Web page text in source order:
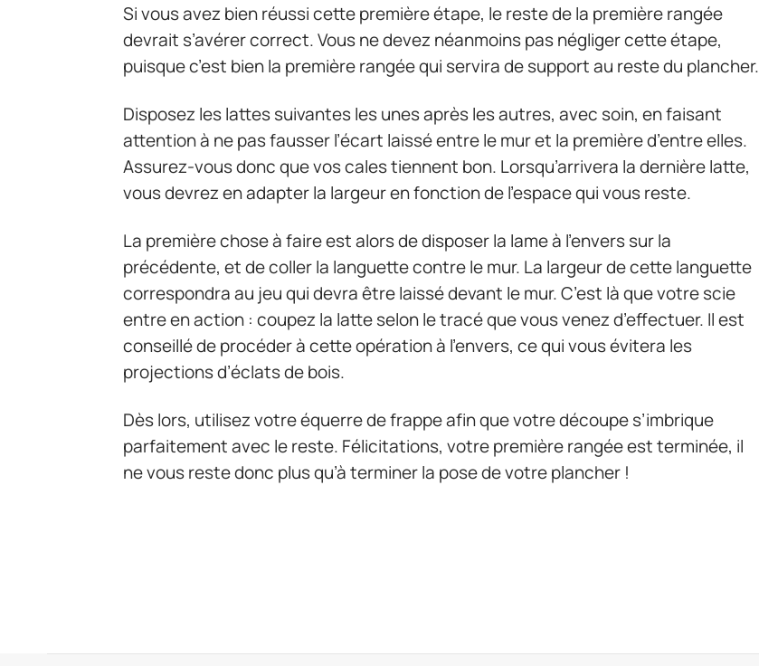
Si vous avez bien réussi cette première étape, le reste de la première rangée
devrait s’avérer correct. Vous ne devez néanmoins pas négliger cette étape,
puisque c’est bien la première rangée qui servira de support au reste du plancher.
Disposez les lattes suivantes les unes après les autres, avec soin, en faisant
attention à ne pas fausser l’écart laissé entre le mur et la première d’entre elles.
Assurez-vous donc que vos cales tiennent bon. Lorsqu’arrivera la dernière latte,
vous devrez en adapter la largeur en fonction de l’espace qui vous reste.
La première chose à faire est alors de disposer la lame à l’envers sur la
précédente, et de coller la languette contre le mur. La largeur de cette languette
correspondra au jeu qui devra être laissé devant le mur. C’est là que votre scie
entre en action : coupez la latte selon le tracé que vous venez d’effectuer. Il est
conseillé de procéder à cette opération à l’envers, ce qui vous évitera les
projections d’éclats de bois.
Dès lors, utilisez votre équerre de frappe afin que votre découpe s’imbrique
parfaitement avec le reste. Félicitations, votre première rangée est terminée, il
ne vous reste donc plus qu’à terminer la pose de votre plancher !